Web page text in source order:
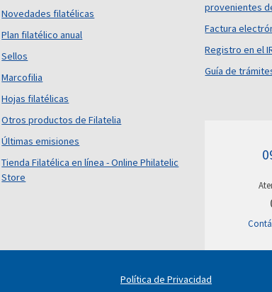
Novedades filatélicas
Plan filatélico anual
Sellos
Marcofilia
Hojas filatélicas
Otros productos de Filatelia
Últimas emisiones
Tienda Filatélica en línea - Online Philatelic
Store
provenientes
Factura
Registro en el
Guía de
Política de Privacidad